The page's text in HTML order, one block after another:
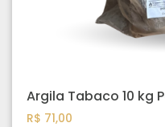
Argila Tabaco 10 kg
R$ 71,00